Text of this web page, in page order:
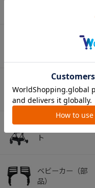
（お口のケア）
（ヘルメット）
ショッピングカー
ト
ベビーカー（部
品）